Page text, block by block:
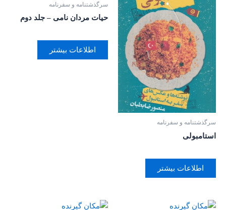
سرگذشتنامه و سفرنامه
استامبولی
اطلاعات بیشتر
سرگذشتنامه و سفرنامه
حیات مردان نامی – جلد دوم
اطلاعات بیشتر